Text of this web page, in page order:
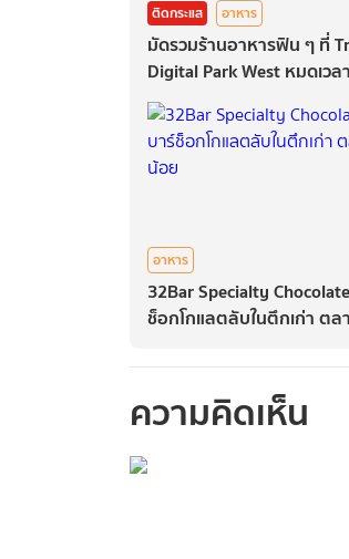
ติดกระแส อาหาร
มัดรวมร้านอาหารฟิน ๆ ที่
Digital Park West หมดเวล
ถึงเวลากิน
อาหาร
32Bar Specialty
ช็อกโกแลตลับในตึกเก่า ตล
ความคิดเห็น